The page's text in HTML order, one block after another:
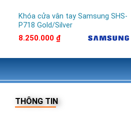
Khóa cửa vân tay Samsung SHS-
P718 Gold/Silver
8.250.000 ₫
THÔNG TIN